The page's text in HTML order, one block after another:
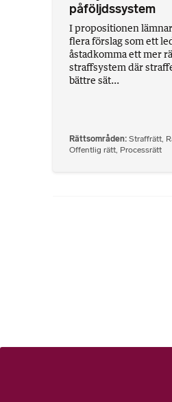
påföljdssystem
I propositionen
flera förslag som ett
åstadkomma ett mer
straffsystem där
bättre sät...
Rättsområden Straffrätt
Offentlig rätt Processrätt